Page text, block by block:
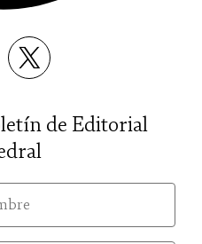
de Editorial